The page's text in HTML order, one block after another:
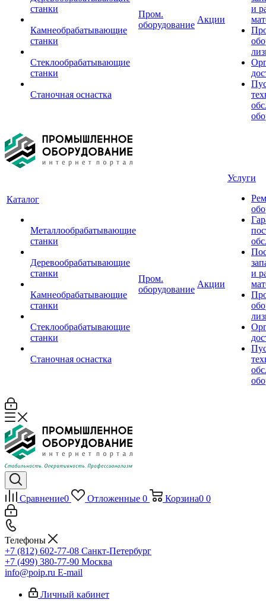
станки
Камнеобрабатывающие
станки
Стеклообрабатывающие
станки
Станочная оснастка
Пром.
оборудование
Акции
и
Каталог
Металлообрабатывающие
станки
Деревообрабатывающие
станки
Камнеобрабатывающие
станки
Стеклообрабатывающие
станки
Станочная оснастка
Пром.
оборудование
Акции
Услуги
и
Сравнение0 Отложенные 0 Корзина0 0
Телефоны
+7 (812) 602-77-08 Санкт-Петербург
+7 (499) 380-77-90 Москва
info@poip.ru E-mail
Личный кабинет